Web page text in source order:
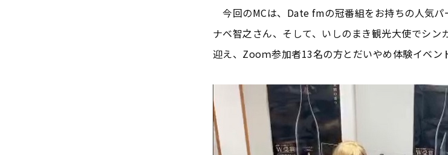
今回のMCは、Date fmの冠番組をお持ちの人気パ
ナベ智之さん、そして、いしのまき観光大使でシン
迎え、Zooｍ参加者13名の方とだいやめ体験イベン